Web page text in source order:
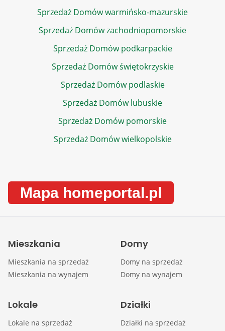
Sprzedaż Domów warmińsko-mazurskie
Sprzedaż Domów zachodniopomorskie
Sprzedaż Domów podkarpackie
Sprzedaż Domów świętokrzyskie
Sprzedaż Domów podlaskie
Sprzedaż Domów lubuskie
Sprzedaż Domów pomorskie
Sprzedaż Domów wielkopolskie
Mapa homeportal.pl
Mieszkania
Mieszkania na sprzedaż
Mieszkania na wynajem
Domy
Domy na sprzedaż
Domy na wynajem
Lokale
Lokale na sprzedaż
Działki
Działki na sprzedaż